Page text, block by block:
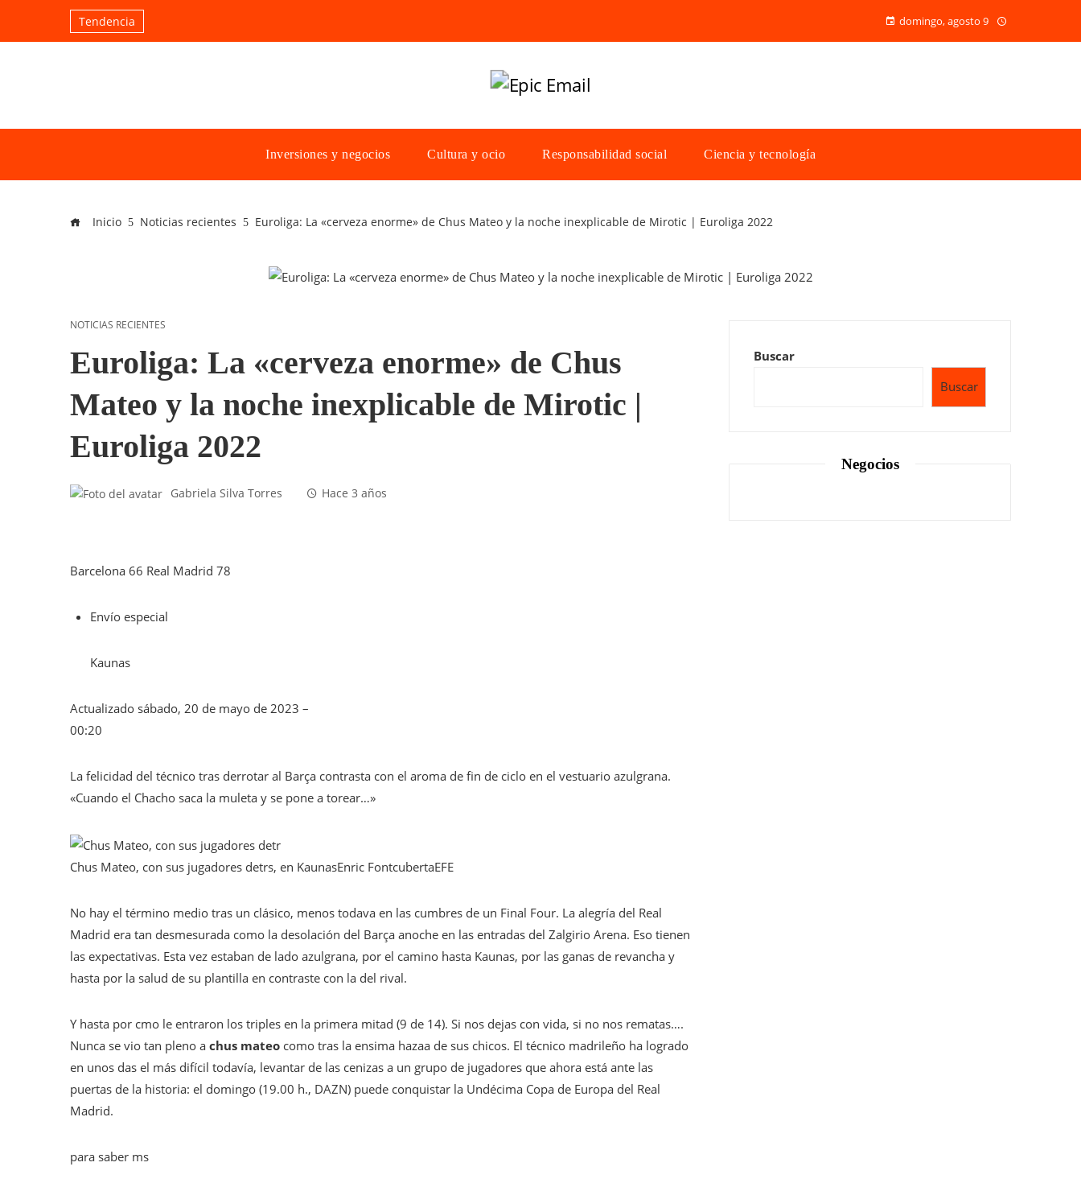
Tendencia domingo, agosto 9
Inversiones y negocios Cultura y ocio Responsabilidad social Ciencia y tecnología
Inicio Noticias recientes Euroliga: La «cerveza enorme» de Chus Mateo y la noche inexplicable de Mirotic | Euroliga 2022
NOTICIAS RECIENTES
Euroliga: La «cerveza enorme» de Chus
Mateo y la noche inexplicable de Mirotic |
Euroliga 2022
Gabriela Silva Torres Hace 3 años
Barcelona 66 Real Madrid 78
Envío especial
Kaunas
Actualizado sábado, 20 de mayo de 2023 –
00:20
La felicidad del técnico tras derrotar al Barça contrasta con el aroma de fin de ciclo en el vestuario azulgrana.
«Cuando el Chacho saca la muleta y se pone a torear…»
Chus Mateo, con sus jugadores detrs, en KaunasEnric FontcubertaEFE
No hay el término medio tras un clásico, menos todava en las cumbres de un Final Four. La alegría del Real
Madrid era tan desmesurada como la desolación del Barça anoche en las entradas del Zalgirio Arena. Eso tienen
las expectativas. Esta vez estaban de lado azulgrana, por el camino hasta Kaunas, por las ganas de revancha y
hasta por la salud de su plantilla en contraste con la del rival.
Y hasta por cmo le entraron los triples en la primera mitad (9 de 14). Si nos dejas con vida, si no nos rematas….
Nunca se vio tan pleno a chus mateo como tras la ensima hazaa de sus chicos. El técnico madrileño ha logrado
en unos das el más difícil todavía, levantar de las cenizas a un grupo de jugadores que ahora está ante las
puertas de la historia: el domingo (19.00 h., DAZN) puede conquistar la Undécima Copa de Europa del Real
Madrid.
para saber ms
Buscar
Buscar
Negocios